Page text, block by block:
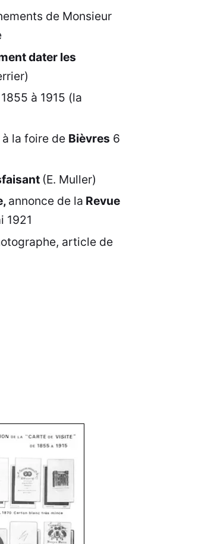
de Monsieur
dater les
à 1915 (la
la foire de Bièvres 6
(E. Muller)
annonce de la Revue
1921
article de